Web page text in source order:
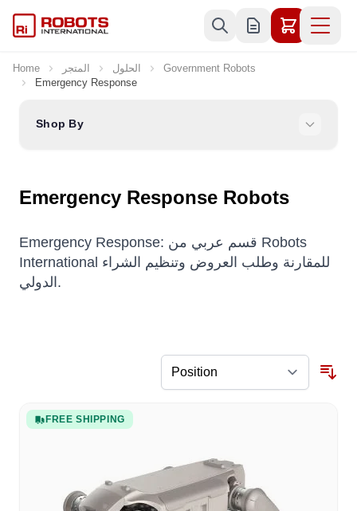
Home المتجر الحلول
Government Robots
Emergency Response
Shop By
Emergency Response Robots
Emergency Response: قسم عربي من Robots
International للمقارنة وطلب العروض وتنظيم الشراء
الدولي.
FREE SHIPPING